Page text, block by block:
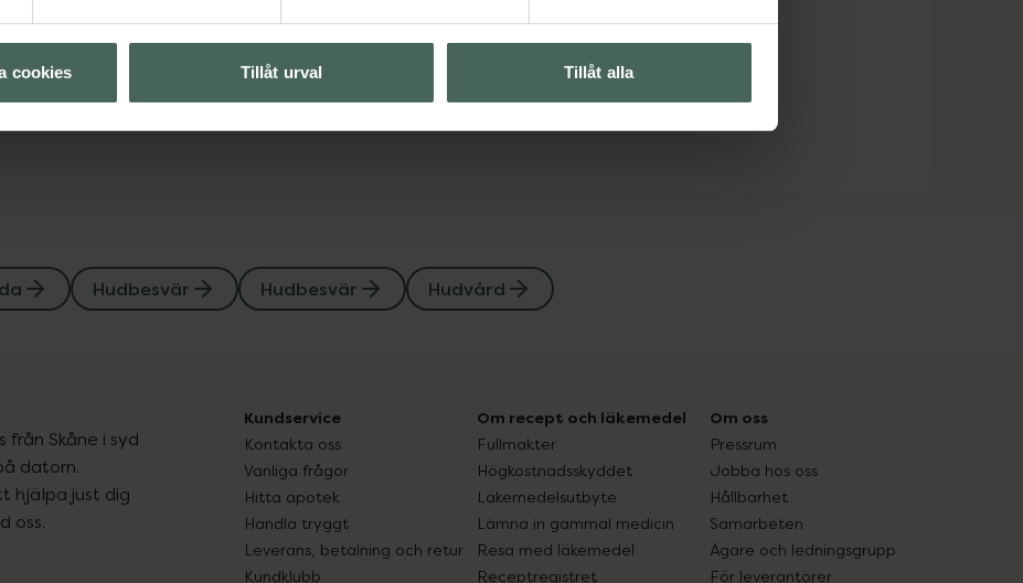
cookies Tillåt urval Tillåt alla
Visa
Visa
Hudbesvär Hudbesvär Hudvård
från Skåne i syd
datorn.
hjälpa just dig
oss.
Kundservice
Kontakta oss
Vanliga frågor
Hitta apotek
Handla tryggt
Leverans, betalning och retur
Kundklubb
Om recept och läkemedel
Fullmakter
Högkostnadsskyddet
Läkemedelsutbyte
Lämna in gammal medicin
Resa med läkemedel
Receptregistret
Om oss
Pressrum
Jobba hos oss
Hållbarhet
Samarbeten
Ägare och ledningsgrupp
För leverantörer